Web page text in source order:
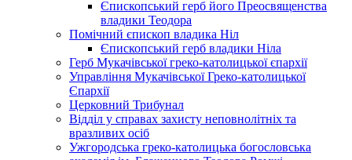
Єпископський герб його Преосвященства
владики Теодора
Помічний єпископ владика Ніл
Єпископський герб владики Ніла
Герб Мукачівської греко-католицької єпархії
Управління Мукачівської Греко-католицької
Єпархії
Церковний Трибунал
Відділ у справах захисту неповнолітніх та
вразливих осіб
Ужгородська греко-католицька богословська